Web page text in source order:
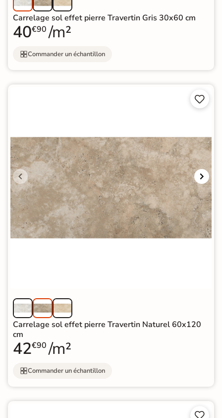
Carrelage sol effet pierre Travertin Gris 30x60 cm
40€90 /m²
Commander un échantillon


Carrelage sol effet pierre Travertin Naturel 60x120
cm
42€90 /m²
Commander un échantillon

